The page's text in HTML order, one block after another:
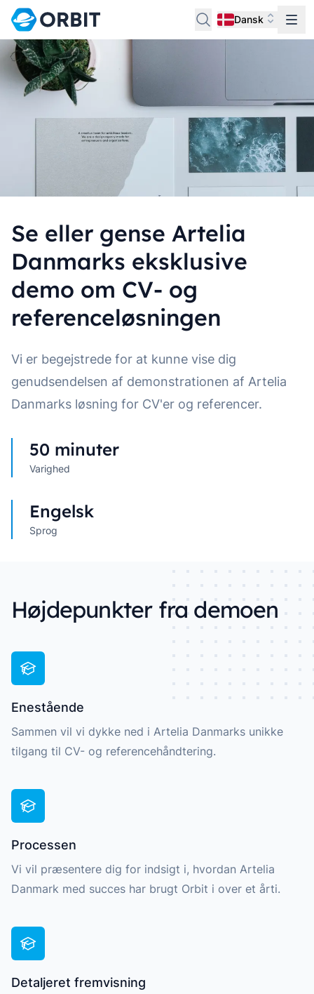
Dansk
Se eller gense Artelia
Danmarks eksklusive
demo om CV- og
referenceløsningen
Vi er begejstrede for at kunne vise dig
genudsendelsen af demonstrationen af Artelia
Danmarks løsning for CV'er og referencer.
Varighed
50 minuter
Sprog
Engelsk
Højdepunkter fra demoen
Enestående
Sammen vil vi dykke ned i Artelia Danmarks unikke
tilgang til CV- og referencehåndtering.
Processen
Vi vil præsentere dig for indsigt i, hvordan Artelia
Danmark med succes har brugt Orbit i over et årti.
Detaljeret fremvisning